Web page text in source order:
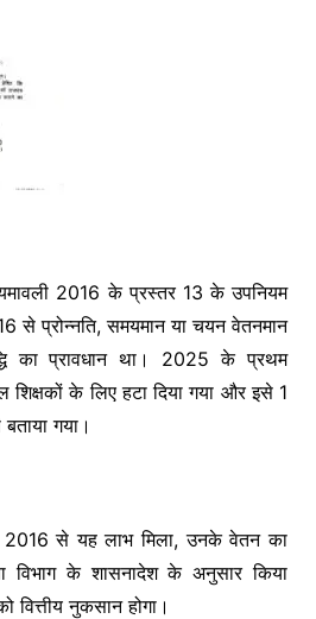
2016 के प्रस्तर 13 के उपनियम
से प्रोन्नति, समयमान या चयन वेतनमान
का प्रावधान था। 2025 के प्रथम
के लिए हटा दिया गया और इसे 1
गया।
2016 से यह लाभ मिला, उनके वेतन का
विभाग के शासनादेश के अनुसार किया
वित्तीय नुकसान होगा।